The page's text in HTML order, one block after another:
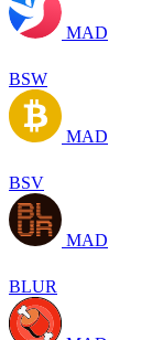
MAD
BSW
MAD
BSV
MAD
BLUR